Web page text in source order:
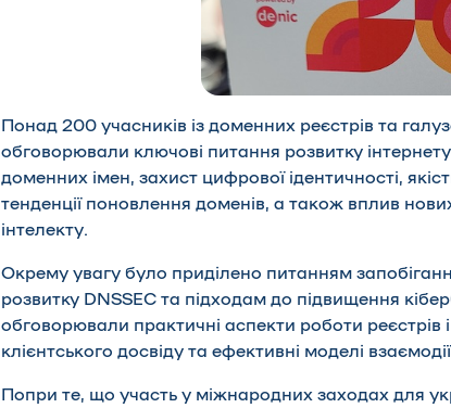
Понад 200 учасників із доменних реєстрів та
обговорювали ключові питання розвитку інтернету
доменних імен, захист цифрової ідентичності,
тенденції поновлення доменів, а також вплив
інтелекту.
Окрему увагу було приділено питанням
розвитку DNSSEC та підходам до підвищення
обговорювали практичні аспекти роботи реєстрів
клієнтського досвіду та ефективні моделі
Попри те, що участь у міжнародних заходах для